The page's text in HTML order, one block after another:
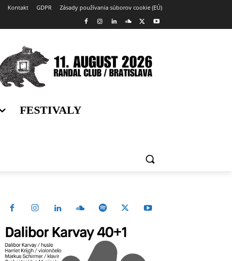
Kontakt GDPR Zásady používania súborov cookie (EÚ)
FESTIVALY